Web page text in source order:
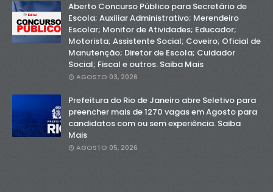
Aberto Concurso Público para Secretário de
Escola; Auxiliar Administrativo; Merendeiro
Escolar; Monitor de Atividades; Educador;
Motorista; Assistente Social; Coveiro; Oficial de
Manutenção; Diretor de Escola; Cuidador
Social; Fiscal e outros. Saiba Mais
AGOSTO 03, 2026
Prefeitura do Rio de Janeiro abre Seletivo para
preencher mais de 1270 vagas em Agosto para
candidatos com ou sem experiência. Saiba
Mais
AGOSTO 05, 2026